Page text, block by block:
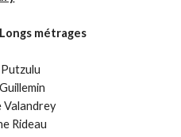
métrages
Rideau